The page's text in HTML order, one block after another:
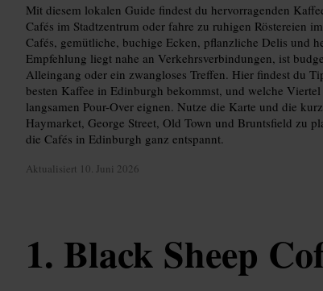
Mit diesem lokalen Guide findest du hervorragenden
Cafés im Stadtzentrum oder fahre zu ruhigen Röstereien
Cafés, gemütliche, buchige Ecken, pflanzliche Delis und
Empfehlung liegt nahe an Verkehrsverbindungen, ist
Alleingang oder ein zwangloses Treffen. Hier findest du
besten Kaffee in Edinburgh bekommst, und welche
langsamen Pour-Over eignen. Nutze die Karte und die
Haymarket, George Street, Old Town und Bruntsfield zu
die Cafés in Edinburgh ganz entspannt.
Aktualisiert 10. Juni 2026
Black Sheep